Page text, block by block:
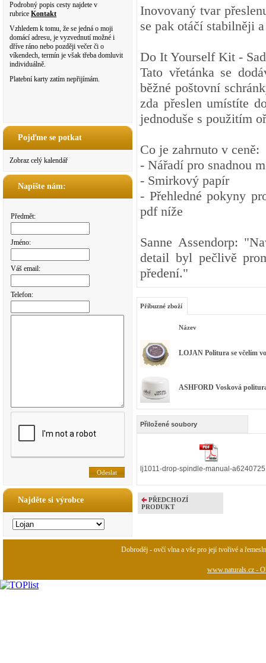
Podrobný popis cesty najdete v
rubrice Kontakt
Vzhledem k tomu, že se jedná o moji
domácí adresu, je vyzvednutí možné i
dříve ráno nebo později večer či o
víkendech, termín je však třeba domluvit
individuálně.
Platební karty zatím nepřijímám.
Pojďme se potkat
Zobraz celý kalendář
Napište nám:
Předmět:
Jméno:
Váš email:
Telefon:
Najděte si výrobce
Inovovaný tvar
se pak otáčí stabilněji
Do It Yourself Kit -
Tato vřetánka se
běžné poštovní
zda přeslen umístíte
jednoduše s použitím
Co je zahrnuto v ceně:
- Nářadí pro snadnou
- Smirkový papír
- Přehledné pokyny
pdf níže
Sanne Assendorp:
detail byl pečlivě
předení."
Příbuzné zboží
Název
LOJAN Politura se včelím
ASHFORD Vosková
Přiložené soubory
lj1011-drop-spindle-manual-
PŘEDCHOZÍ
PRODUKT
Dobroděj - ovčí vlna a vše pro její tvořivé a
www.naturals.cz -